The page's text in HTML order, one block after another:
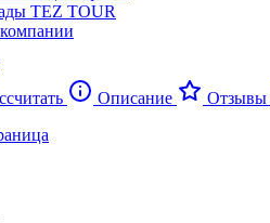
TEZ TOUR
Описание Отзывы